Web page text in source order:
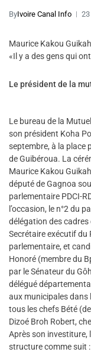
ByIvoire Canal Info
Maurice Kakou
«Il y a des gens qui
Le président de la
Le bureau de la
son président Koha
septembre, à la place
de Guibéroua. La
Maurice Kakou
député de Gagnoa
parlementaire PDCI-
l’occasion, le n°2 du
délégation des
Secrétaire exécutif du
parlementaire, et
Honoré (membre du
par le Sénateur du
délégué
aux municipales dans
tous les chefs Bété
Dizoé Broh Robert,
Après son investiture,
structure comme suit